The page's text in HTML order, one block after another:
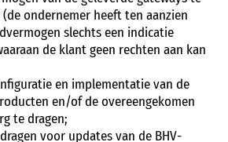
ondernemer heeft ten aanzien
slechts een indicatie
de klant geen rechten aan kan
en implementatie van de
en/of de overeengekomen
te dragen;
voor updates van de BHV-